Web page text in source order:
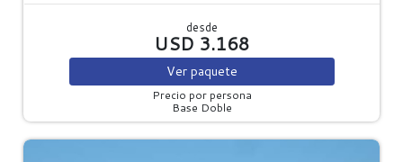
desde
USD 3.168
Ver paquete
Precio por persona
Base Doble